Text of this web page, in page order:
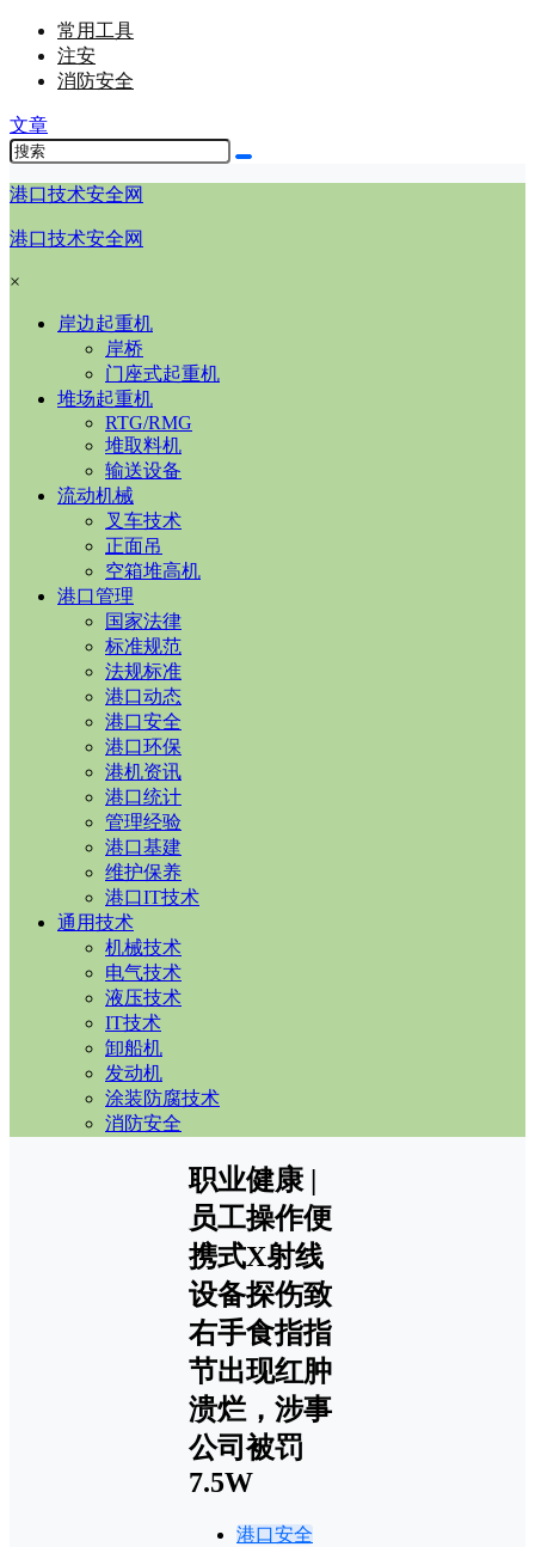
常用工具
注安
消防安全
文章
港口技术安全网
港口技术安全网
×
岸边起重机
岸桥
门座式起重机
堆场起重机
RTG/RMG
堆取料机
输送设备
流动机械
叉车技术
正面吊
空箱堆高机
港口管理
国家法律
标准规范
法规标准
港口动态
港口安全
港口环保
港机资讯
港口统计
管理经验
港口基建
维护保养
港口IT技术
通用技术
机械技术
电气技术
液压技术
IT技术
卸船机
发动机
涂装防腐技术
消防安全
职业健康 |
员工操作便
携式X射线
设备探伤致
右手食指指
节出现红肿
溃烂，涉事
公司被罚
7.5W
港口安全